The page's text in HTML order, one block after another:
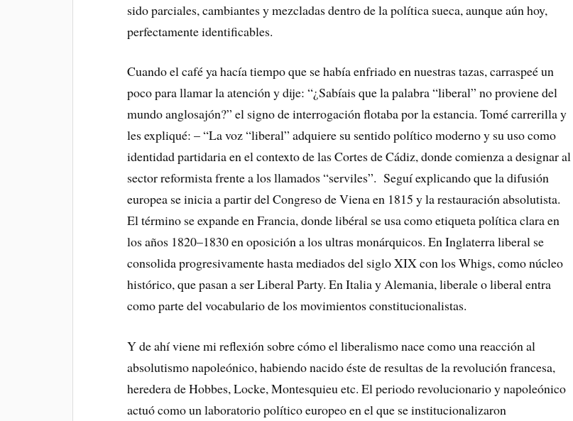
sido parciales, cambiantes y mezcladas dentro de la política sueca, aunque aún hoy,
perfectamente identificables.
Cuando el café ya hacía tiempo que se había enfriado en nuestras tazas, carraspeé un
poco para llamar la atención y dije: “¿Sabíais que la palabra “liberal” no proviene del
mundo anglosajón?” el signo de interrogación flotaba por la estancia. Tomé carrerilla y
les expliqué: – “La voz “liberal” adquiere su sentido político moderno y su uso como
identidad partidaria en el contexto de las Cortes de Cádiz, donde comienza a designar al
sector reformista frente a los llamados “serviles”. Seguí explicando que la difusión
europea se inicia a partir del Congreso de Viena en 1815 y la restauración absolutista.
El término se expande en Francia, donde libéral se usa como etiqueta política clara en
los años 1820–1830 en oposición a los ultras monárquicos. En Inglaterra liberal se
consolida progresivamente hasta mediados del siglo XIX con los Whigs, como núcleo
histórico, que pasan a ser Liberal Party. En Italia y Alemania, liberale o liberal entra
como parte del vocabulario de los movimientos constitucionalistas.
Y de ahí viene mi reflexión sobre cómo el liberalismo nace como una reacción al
absolutismo napoleónico, habiendo nacido éste de resultas de la revolución francesa,
heredera de Hobbes, Locke, Montesquieu etc. El periodo revolucionario y napoleónico
actuó como un laboratorio político europeo en el que se institucionalizaron